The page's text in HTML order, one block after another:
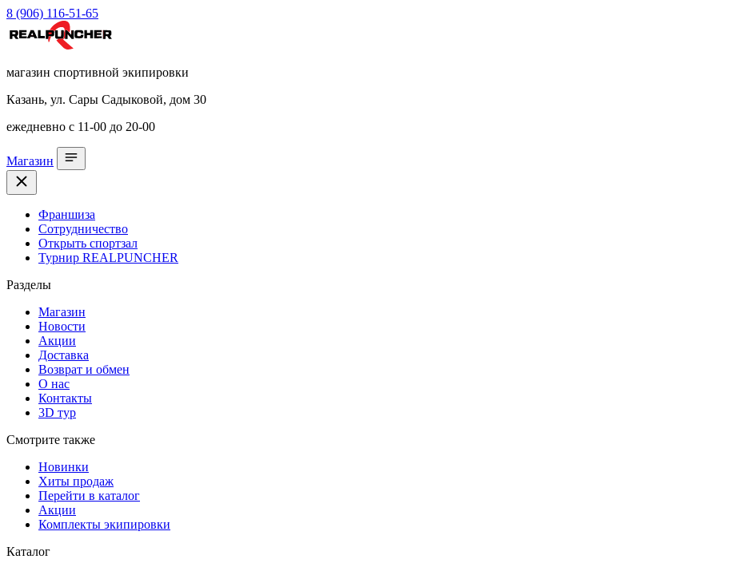
8 (906) 116-51-65
магазин спортивной экипировки
Казань, ул. Сары Садыковой, дом 30
ежедневно с 11-00 до 20-00
Магазин
Франшиза
Сотрудничество
Открыть спортзал
Турнир REALPUNCHER
Разделы
Магазин
Новости
Акции
Доставка
Возврат и обмен
О нас
Контакты
3D тур
Смотрите также
Новинки
Хиты продаж
Перейти в каталог
Акции
Комплекты экипировки
Каталог